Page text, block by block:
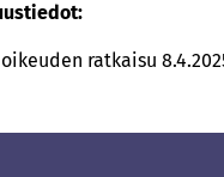
ratkaisu